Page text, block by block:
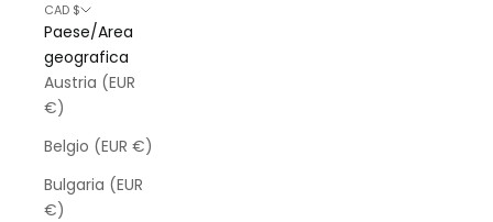
CAD $
Paese/Area
geografica
Austria (EUR
€)
Belgio (EUR €)
Bulgaria (EUR
€)